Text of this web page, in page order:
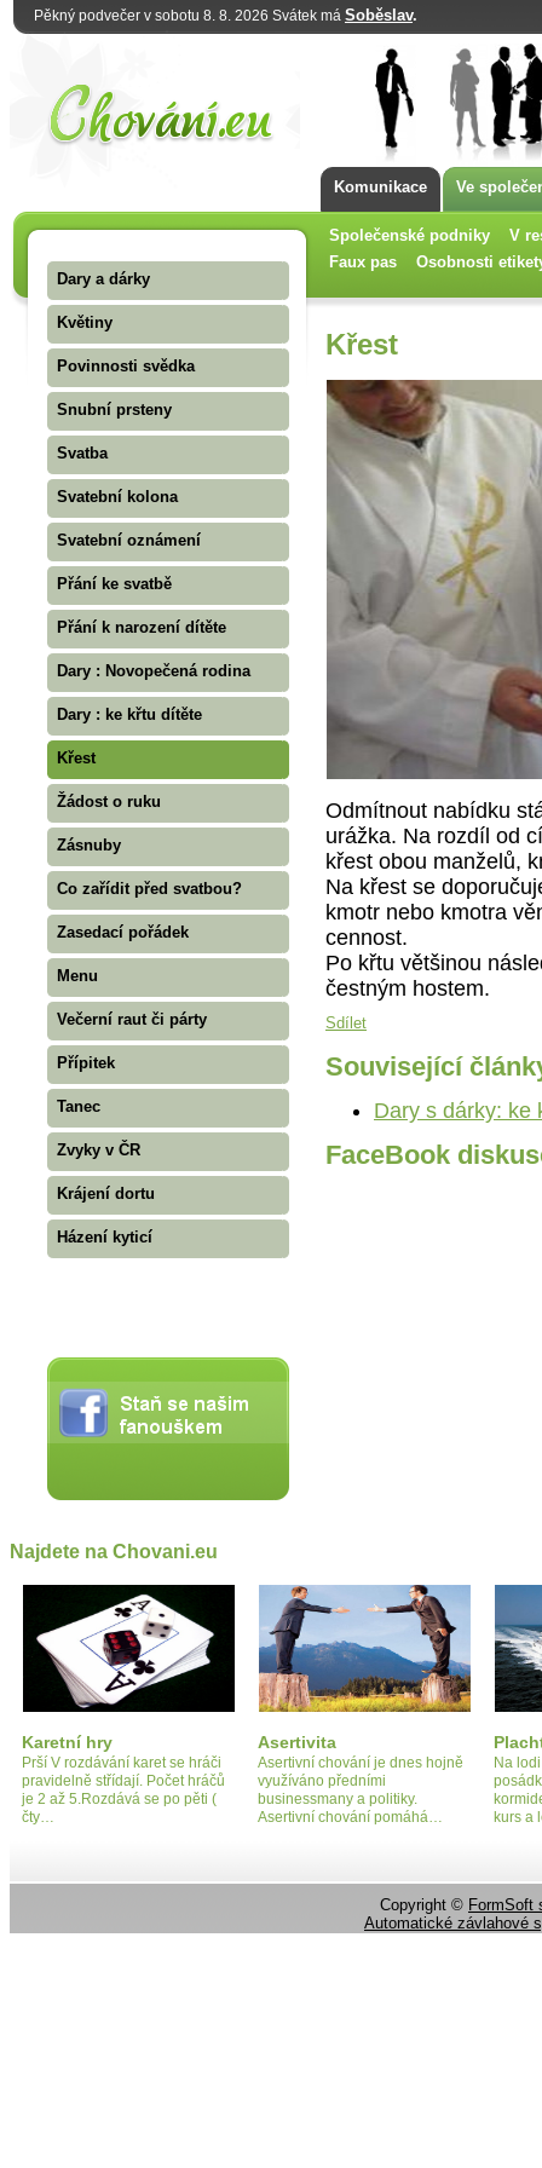
Pěkný podvečer v sobotu 8. 8. 2026 Svátek má Soběslav.
Komunikace Ve
Společenské podniky
V
Faux pas
Osobnosti
Dary a dárky
Květiny
Povinnosti svědka
Snubní prsteny
Svatba
Svatební kolona
Svatební oznámení
Přání ke svatbě
Přání k narození dítěte
Dary : Novopečená rodina
Dary : ke křtu dítěte
Křest
Žádost o ruku
Zásnuby
Co zařídit před svatbou?
Zasedací pořádek
Menu
Večerní raut či párty
Přípitek
Tanec
Zvyky v ČR
Krájení dortu
Házení kyticí
Křest
Odmítnout nabídku
urážka. Na rozdíl od
křest obou manželů,
Na křest se
kmotr nebo kmotra
cennost.
Po křtu většinou
čestným hostem.
Sdílet
Související
Dary s dárky: ke
FaceBook
Najdete na Chovani.eu
Karetní hry
Prší V rozdávání karet se hráči
pravidelně střídají. Počet hráčů
je 2 až 5.Rozdává se po pěti (
čty…
Asertivita
Asertivní chování je dnes hojně
využíváno předními
businessmany a politiky.
Asertivní chování pomáhá…
Na
kurs a
Copyright © FormSoft
Automatické závlahové